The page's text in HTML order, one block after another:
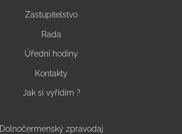
Zastupitelstvo
Rada
Úřední hodiny
Kontakty
Jak si vyřídím ?
Dolnočermenský zpravodaj